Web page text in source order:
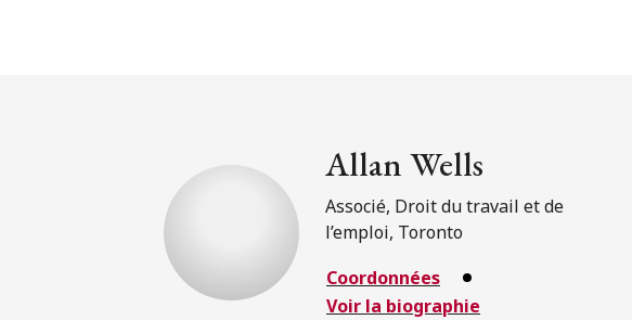
Allan Wells
Associé, Droit du travail et de
l’emploi, Toronto
Coordonnées
Voir la biographie